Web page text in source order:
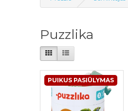
Puzzlika
PUIKUS PASIŪLYMAS